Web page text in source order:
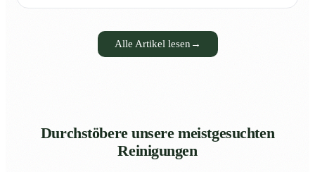
Alle Artikel lesen →
Durchstöbere unsere meistgesuchten
Reinigungen